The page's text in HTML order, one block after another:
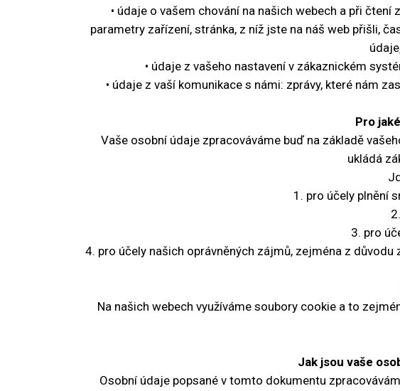
• údaje o vašem chování na našich webech a při
parametry zařízení, stránka, z níž jste na náš web přišli,
• údaje z vašeho nastavení v zákaznickém
• údaje z vaší komunikace s námi: zprávy, které nám
Pro
Vaše osobní údaje zpracováváme buď na základě
ukládá
1. pro účely plnění
3. pro
4. pro účely našich oprávněných zájmů, zejména z
Na našich webech využíváme soubory cookie a to
Jak jsou vaše
Osobní údaje popsané v tomto dokumentu